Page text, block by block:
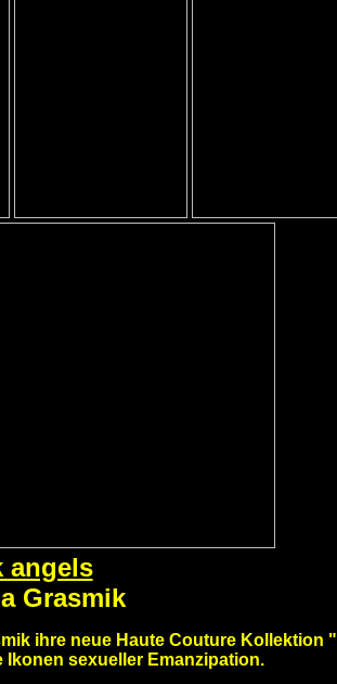
angels
Grasmik
ihre neue Haute Couture Kollektion "
Ikonen sexueller Emanzipation.